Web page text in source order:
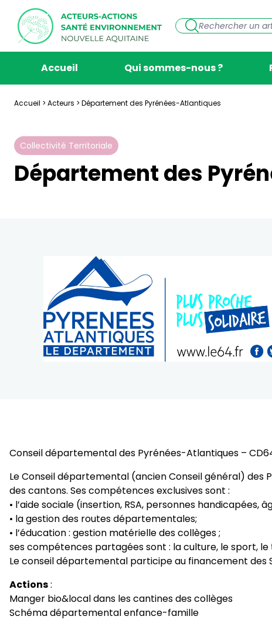
Accueil Qui sommes-nous ?
Accueil > Acteurs > Département des Pyrénées-Atlantiques
Collectivité Territoriale
Département des
Conseil départemental des Pyrénées-Atlantiques –
Le Conseil départemental (ancien Conseil général)
des cantons. Ses compétences exclusives sont :
• l’aide sociale (insertion, RSA, personnes
• la gestion des routes départementales;
• l’éducation : gestion matérielle des collèges ;
ses compétences partagées sont : la culture, le sport, le
Le conseil départemental participe au financement des
Actions:
Manger bio&local dans les cantines des collèges
Schéma départemental enfance-famille